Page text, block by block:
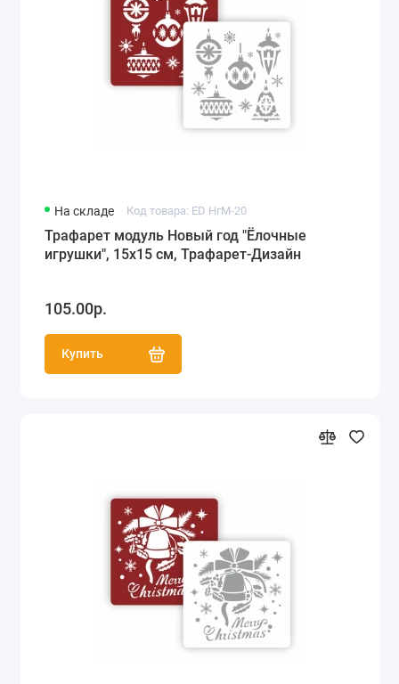
На складе Код товара: ED НгМ-20
Трафарет модуль Новый год "Ёлочные
игрушки", 15х15 см, Трафарет-Дизайн
105.00р.
Купить